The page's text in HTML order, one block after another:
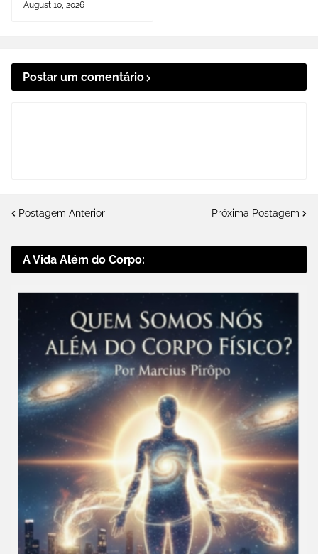
August 10, 2026
Postar um comentário
Postagem Anterior Próxima Postagem
A Vida Além do Corpo: